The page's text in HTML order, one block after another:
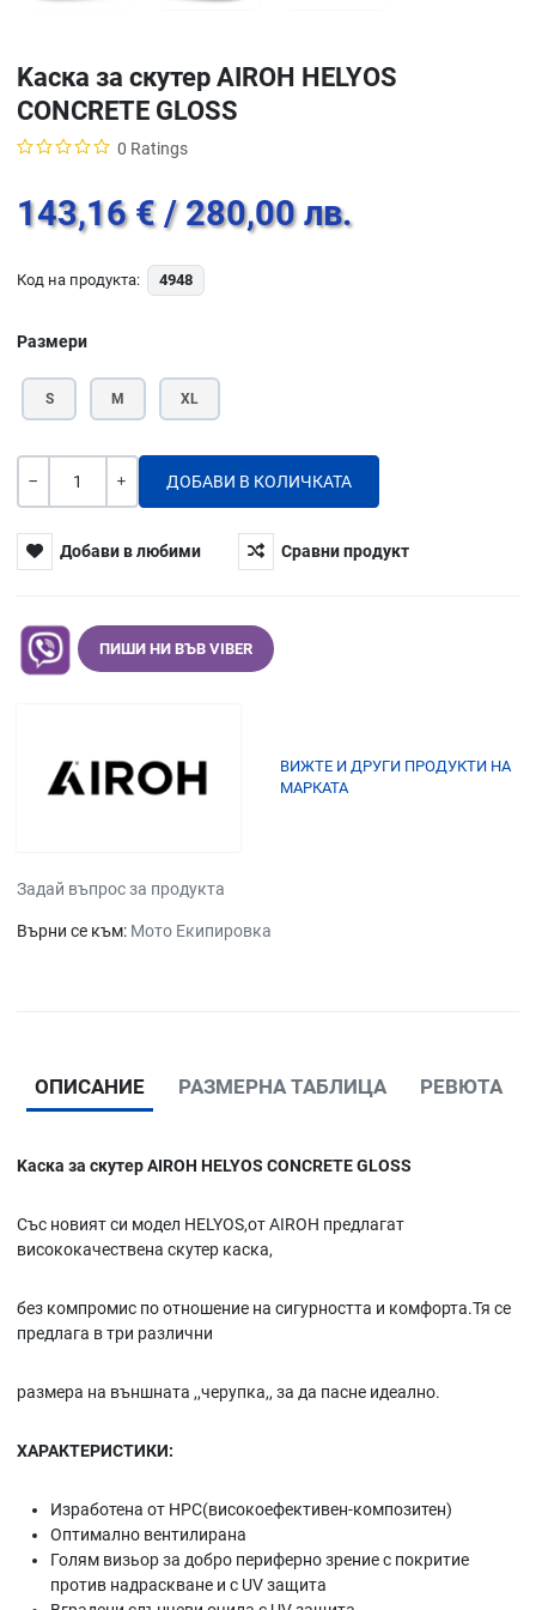
Kаска за скутер AIROH HELYOS
CONCRETE GLOSS
0 Ratings
143,16 € / 280,00 лв.
Код на продукта: 4948
Размери
S M XL
Количество
Добави в любими Сравни продукт
ПИШИ НИ ВЪВ VIBER
ВИЖТЕ И ДРУГИ ПРОДУКТИ НА
МАРКАТА
Задай въпрос за продукта
Върни се към: Мото Екипировка
ОПИСАНИЕ РАЗМЕРНА ТАБЛИЦА РЕВЮТА
Kаска за скутер AIROH HELYOS CONCRETE GLOSS
Със новият си модел HELYOS,от AIROH предлагат
висококачествена скутер каска,
без компромис по отношение на сигурността и комфорта.Тя се
предлага в три различни
размера на външната ,,черупка,, за да пасне идеално.
ХАРАКТЕРИСТИКИ:
Изработена от HPC(високоефективен-композитен)
Оптимално вентилирана
Голям визьор за добро периферно зрение с покритие
против надраскване и с UV защита